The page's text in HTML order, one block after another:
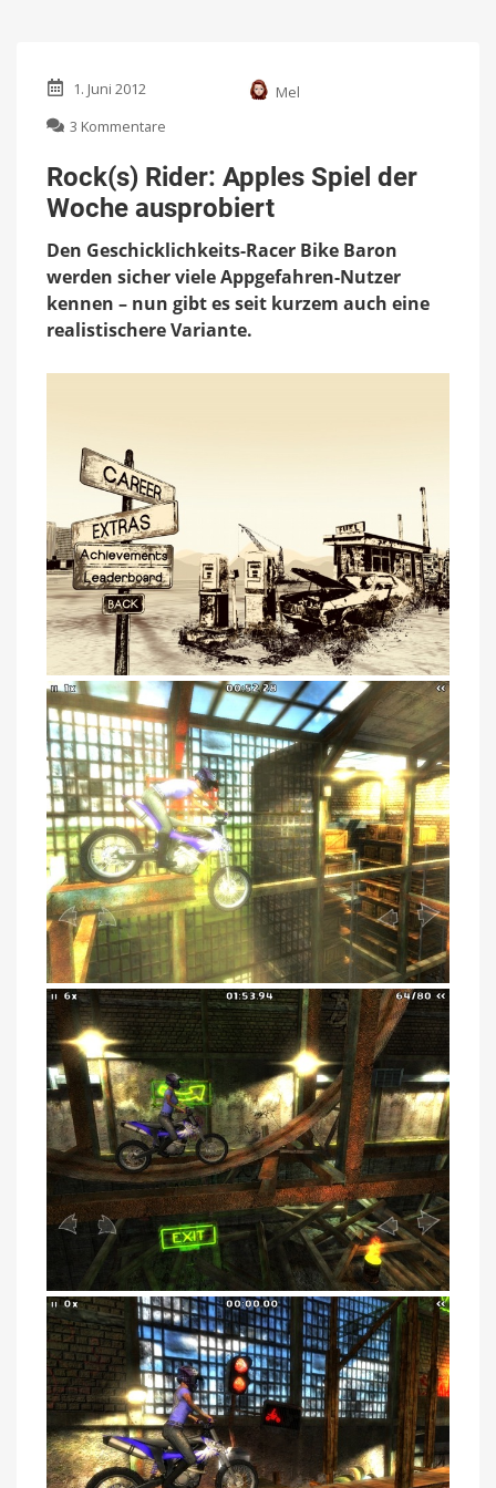
1. Juni 2012
Mel
3 Kommentare
Rider:
Apples
Spiel
Woche
ausprobiert
Rock(s) Rider: Apples Spiel der
Woche ausprobiert
Den Geschicklichkeits-Racer Bike Baron
werden sicher viele Appgefahren-Nutzer
kennen – nun gibt es seit kurzem auch eine
realistischere Variante.